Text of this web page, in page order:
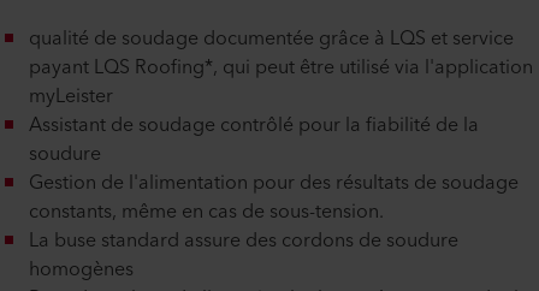
qualité de soudage documentée grâce à LQS et service
payant LQS Roofing*, qui peut être utilisé via l'application
myLeister
Assistant de soudage contrôlé pour la fiabilité de la
soudure
Gestion de l'alimentation pour des résultats de soudage
constants, même en cas de sous-tension.
La buse standard assure des cordons de soudure
homogènes